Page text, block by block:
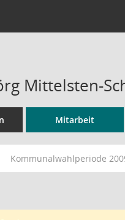
Mittelsten-
Mitarbeit
Kommunalwahlperiode